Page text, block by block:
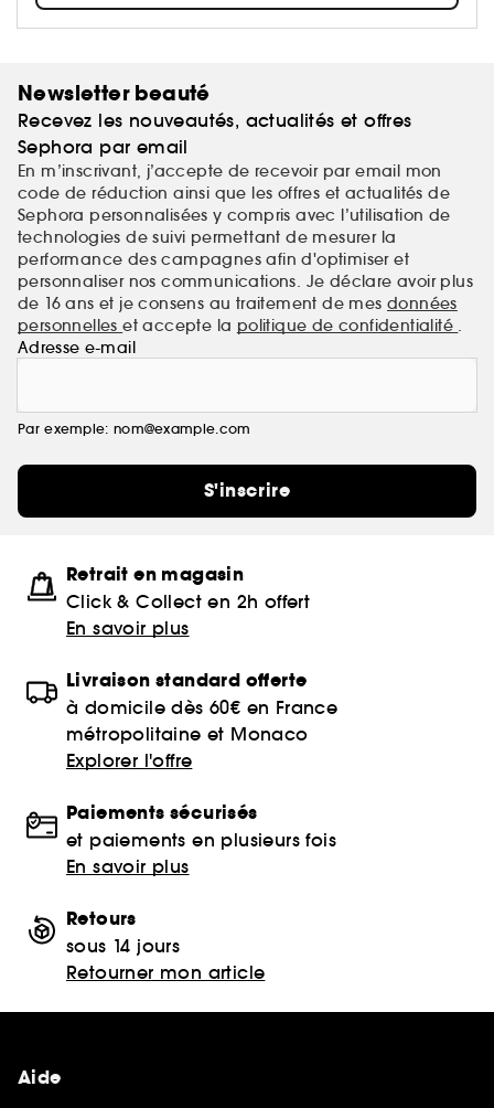
Newsletter beauté
Recevez les nouveautés, actualités et offres
Sephora par email
En m’inscrivant, j’accepte de recevoir par email mon
code de réduction ainsi que les offres et actualités de
Sephora personnalisées y compris avec l’utilisation de
technologies de suivi permettant de mesurer la
performance des campagnes afin d'optimiser et
personnaliser nos communications. Je déclare avoir plus
de 16 ans et je consens au traitement de mes données
personnelleset accepte la politique de confidentialité
Adresse e-mail
Par exemple: nom@example.com
S'inscrire
Retrait en magasin
Click & Collect en 2h offert
En savoir plus
Livraison standard offerte
à domicile dès 60€ en France
métropolitaine et Monaco
Explorer l'offre
Paiements sécurisés
et paiements en plusieurs fois
En savoir plus
Retours
sous 14 jours
Retourner mon article
Aide